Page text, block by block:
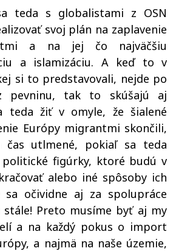
teda s globalistami z OSN
svoj plán na zaplavenie
a na jej čo najväčšiu
a islamizáciu. A keď to v
si to predstavovali, nejde po
pevninu, tak to skúšajú aj
teda žiť v omyle, že šialené
Európy migrantmi skončili,
utlmené, pokiaľ sa teda
politické figúrky, ktoré budú v
alebo iné spôsoby ich
sa očividne aj za spolupráce
stále! Preto musíme byť aj my
a na každý pokus o import
a najmä na naše územie,